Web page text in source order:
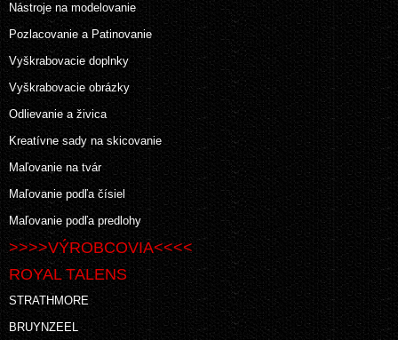
Nástroje na modelovanie
Pozlacovanie a Patinovanie
Vyškrabovacie doplnky
Vyškrabovacie obrázky
Odlievanie a živica
Kreatívne sady na skicovanie
Maľovanie na tvár
Maľovanie podľa čísiel
Maľovanie podľa predlohy
>>>>VÝROBCOVIA<<<<
ROYAL TALENS
STRATHMORE
BRUYNZEEL